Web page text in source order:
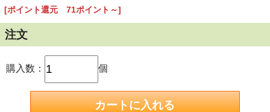
[ポイント還元 71ポイント～]
注文
購入数： 個